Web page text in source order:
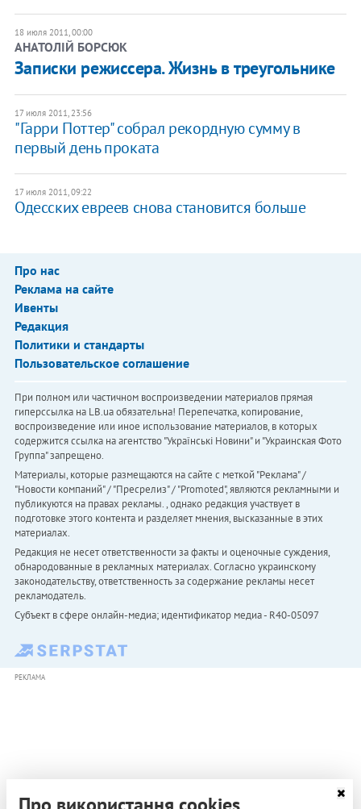
18 июля 2011, 00:00
АНАТОЛІЙ БОРСЮК
Записки режиссера. Жизнь в треугольнике
17 июля 2011, 23:56
"Гарри Поттер" собрал рекордную сумму в
первый день проката
17 июля 2011, 09:22
Одесских евреев снова становится больше
Про нас
Реклама на сайте
Ивенты
Редакция
Политики и стандарты
Пользовательское соглашение
При полном или частичном воспроизведении материалов прямая
гиперссылка на LB.ua обязательна! Перепечатка, копирование,
воспроизведение или иное использование материалов, в которых
содержится ссылка на агентство "Українськi Новини" и "Украинская Фото
Группа" запрещено.
Материалы, которые размещаются на сайте с меткой "Реклама" /
"Новости компаний" / "Пресрелиз" / "Promoted", являются рекламными и
публикуются на правах рекламы. , однако редакция участвует в
подготовке этого контента и разделяет мнения, высказанные в этих
материалах.
Редакция не несет ответственности за факты и оценочные суждения,
обнародованные в рекламных материалах. Согласно украинскому
законодательству, ответственность за содержание рекламы несет
рекламодатель.
Субъект в сфере онлайн-медиа; идентификатор медиа - R40-05097
РЕКЛАМА